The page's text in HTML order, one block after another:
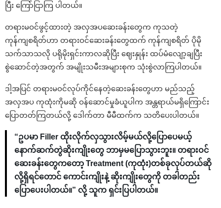
ပြီး ကြော်ငြာကြ ပါတယ်။
တရားမဝင်ဖွင့်ထားတဲ့ အလှအပဆေးခန်းတွေက ကုသတဲ့
ကုန်ကျစရိတ်ဟာ တရားဝင်ဆေးခန်းတွေထက် ကုန်ကျစရိတ် ပိုမို
သက်သာသလို ပရိုမိုးရှင်းကာလဆိုပြီး ဈေးနှုန်း ထပ်မံလျော့ချပြီး
စွဲဆောင်တဲ့အတွက် အမျိုးသမီးအများစုက သုံးစွဲလာကြပါတယ်။
ဒါ့အပြင် တရားမဝင်လုပ်ကိုင်နေတဲ့ဆေးခန်းတွေဟာ မည်သည့်
အလှအပ ကုထုံးကိုမဆို ဝန်ဆောင်မှုခံယူပါက အန္တရာယ်မရှိကြောင်း
ပြောတတ်ကြတယ်လို့ ဒေါက်တာ မီမီထက်က သတိပေးပါတယ်။
“ဥပမာ Filler ထိုးလိုက်လှသွားလိမ့်မယ်လို့ပြောပေမယ့်
နောက်ဆက်တွဲဆိုးကျိုးတွေ ဘာမှမပြောသွားဘူး။ တရားဝင်
ဆေးခန်းတွေကတော့ Treatment (ကုထုံး)တစ်ခုလုပ်တယ်ဆို
လို့ရှိရင်တောင် ကောင်းကျိုးနဲ့ ဆိုးကျိုးတွေကို တခါတည်း
ပြောပေးပါတယ်။” လို့ သူက ရှင်းပြပါတယ်။